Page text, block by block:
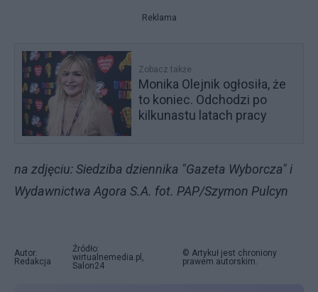
Reklama
Zobacz także
Monika Olejnik ogłosiła, że
to koniec. Odchodzi po
kilkunastu latach pracy
na zdjęciu: Siedziba dziennika "Gazeta Wyborcza" i
Wydawnictwa Agora S.A. fot. PAP/Szymon Pulcyn
Autor:
Redakcja
Źródło:
wirtualnemedia.pl,
Salon24
© Artykuł jest chroniony
prawem autorskim.